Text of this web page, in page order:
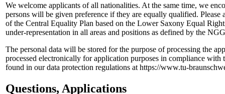
We welcome applicants of all nationalities. At the same time, we
persons will be given preference if they are equally qualified.
of the Central Equality Plan based on the Lower Saxony Equal
under-representation in all areas and positions as defined by the
The personal data will be stored for the purpose of processing the
processed electronically for application purposes in compliance
found in our data protection regulations at https://www.tu-
Questions, Applications